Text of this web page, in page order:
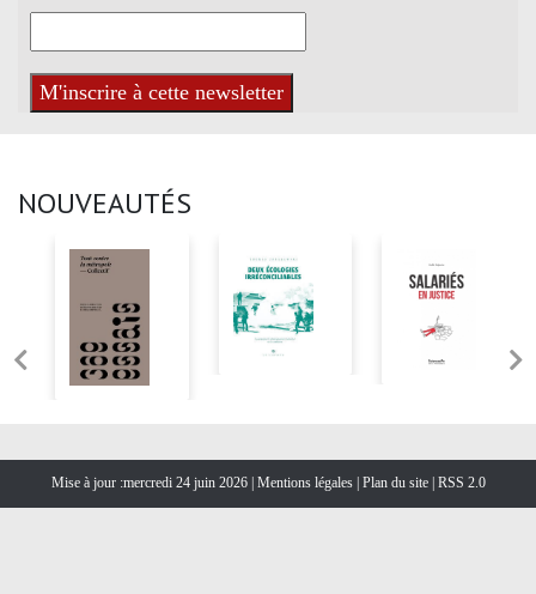
NOUVEAUTÉS
Mise à jour :mercredi 24 juin 2026 | Mentions légales Plan du site RSS 2.0